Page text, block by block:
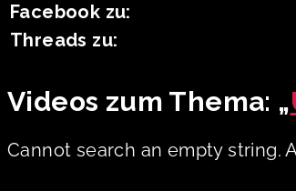
Facebook zu:
Threads zu:
Videos zum Thema: „
Cannot search an empty string.